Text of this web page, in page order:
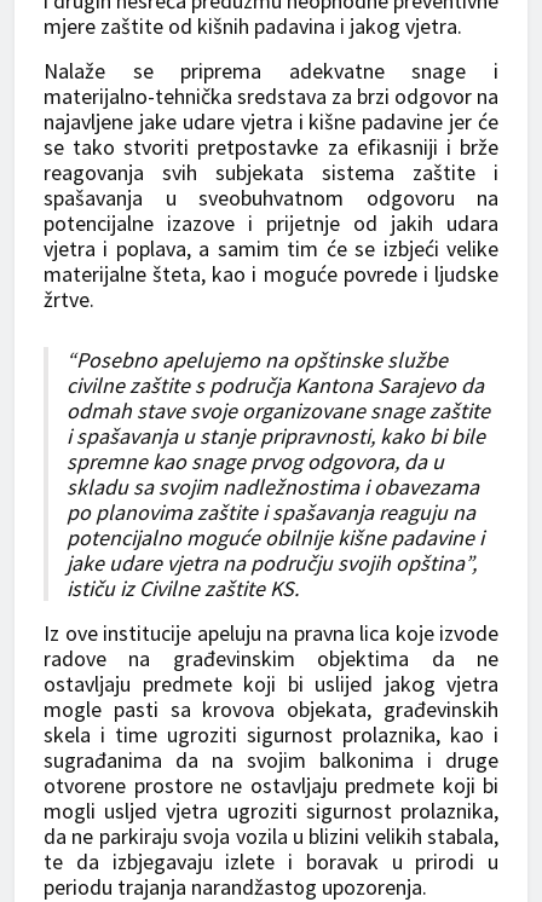
mjere zaštite od kišnih padavina i jakog vjetra.
Nalaže se priprema adekvatne snage i
materijalno-tehnička sredstava za brzi odgovor na
najavljene jake udare vjetra i kišne padavine jer će
se tako stvoriti pretpostavke za efikasniji i brže
reagovanja svih subjekata sistema zaštite i
spašavanja u sveobuhvatnom odgovoru na
potencijalne izazove i prijetnje od jakih udara
vjetra i poplava, a samim tim će se izbjeći velike
materijalne šteta, kao i moguće povrede i ljudske
žrtve.
“Posebno apelujemo na opštinske službe
civilne zaštite s područja Kantona Sarajevo da
odmah stave svoje organizovane snage zaštite
i spašavanja u stanje pripravnosti, kako bi bile
spremne kao snage prvog odgovora, da u
skladu sa svojim nadležnostima i obavezama
po planovima zaštite i spašavanja reaguju na
potencijalno moguće obilnije kišne padavine i
jake udare vjetra na području svojih opština”,
ističu iz Civilne zaštite KS.
Iz ove institucije apeluju na pravna lica koje izvode
radove na građevinskim objektima da ne
ostavljaju predmete koji bi uslijed jakog vjetra
mogle pasti sa krovova objekata, građevinskih
skela i time ugroziti sigurnost prolaznika, kao i
sugrađanima da na svojim balkonima i druge
otvorene prostore ne ostavljaju predmete koji bi
mogli usljed vjetra ugroziti sigurnost prolaznika,
da ne parkiraju svoja vozila u blizini velikih stabala,
te da izbjegavaju izlete i boravak u prirodi u
periodu trajanja narandžastog upozorenja.